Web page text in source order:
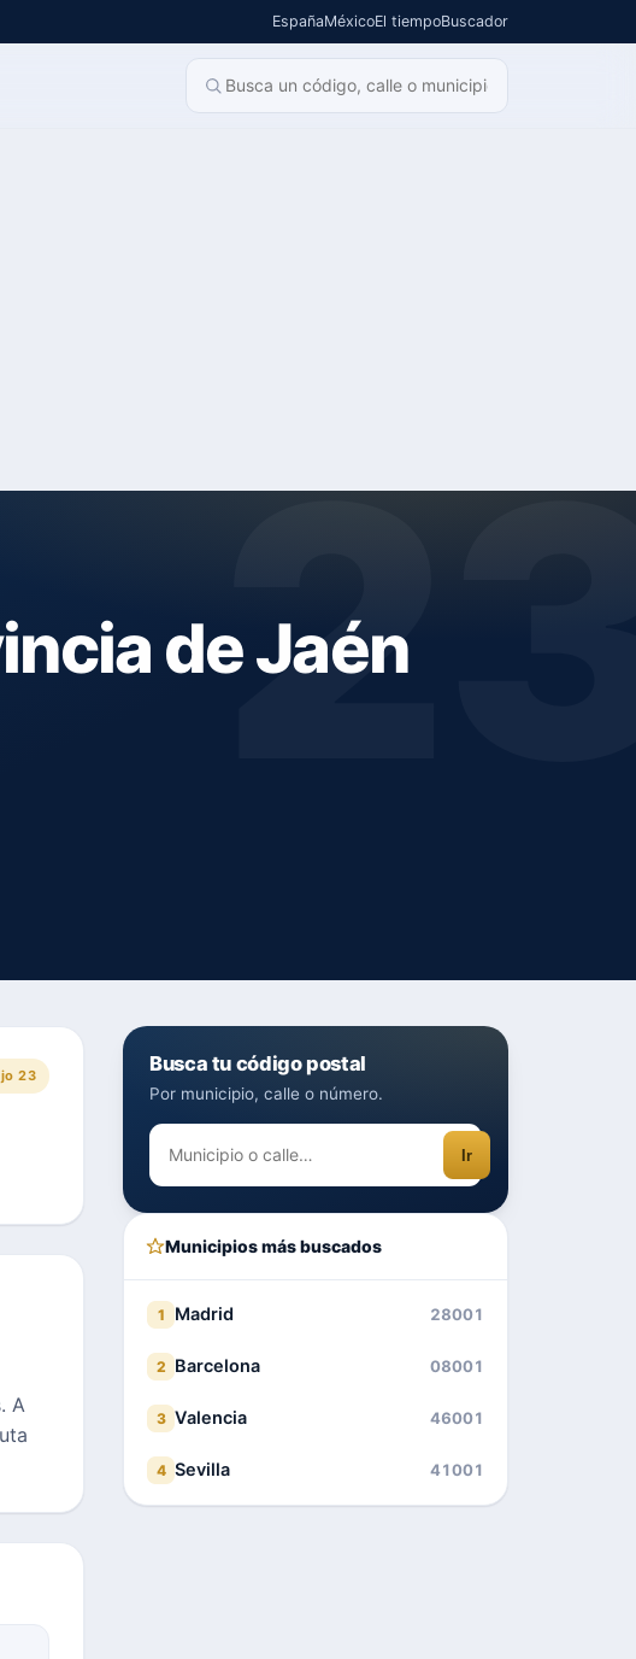
EspañaMéxicoEl tiempoBuscador
de Jaén
23
A
Busca tu código postal
Por municipio, calle o número.
Ir
Municipios más buscados
1 Madrid 28001
2 Barcelona 08001
3 Valencia 46001
4 Sevilla 41001